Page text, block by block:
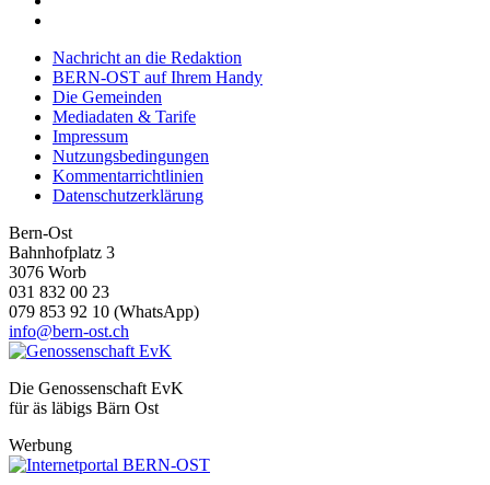
Website an unsere Partner für soziale Medien, Werbung und
möglicherweise mit weiteren Daten zusammen, die Sie ihnen
bereitgestellt haben oder die sie im Rahmen Ihrer Nutzung
Dienste gesammelt haben.
Nachricht an die Redaktion
BERN-OST auf Ihrem Handy
Die Gemeinden
Mediadaten & Tarife
Impressum
Nutzungsbedingungen
Kommentarrichtlinien
Datenschutzerklärung
Bern-Ost
Bahnhofplatz 3
3076 Worb
031 832 00 23
079 853 92 10 (WhatsApp)
info@bern-ost.ch
Die Genossenschaft EvK
für äs läbigs Bärn Ost
Werbung